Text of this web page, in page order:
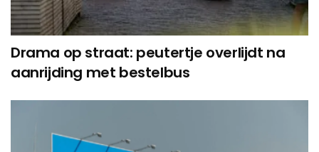
Drama op straat: peutertje overlijdt na
aanrijding met bestelbus